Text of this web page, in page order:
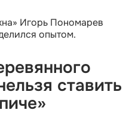
Игорь Пономарев
опытом.
ставить